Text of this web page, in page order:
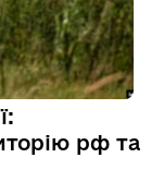
рф та